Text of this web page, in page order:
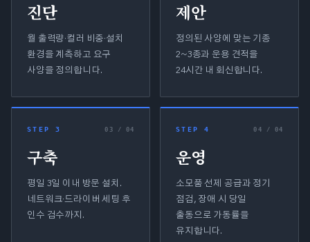
진단
월 출력량·컬러 비중·설치
환경을 계측하고 요구
사양을 정의합니다.
제안
정의된 사양에 맞는 기종
2~3종과 운용 견적을
24시간 내 회신합니다.
STEP 3 0 3 / 04
구축
평일 3일 이내 방문 설치.
네트워크·드라이버 세팅 후
인수 검수까지.
STEP 4 0 4 / 04
운영
소모품 선제 공급과 정기
점검, 장애 시 당일
출동으로 가동률을
유지합니다.